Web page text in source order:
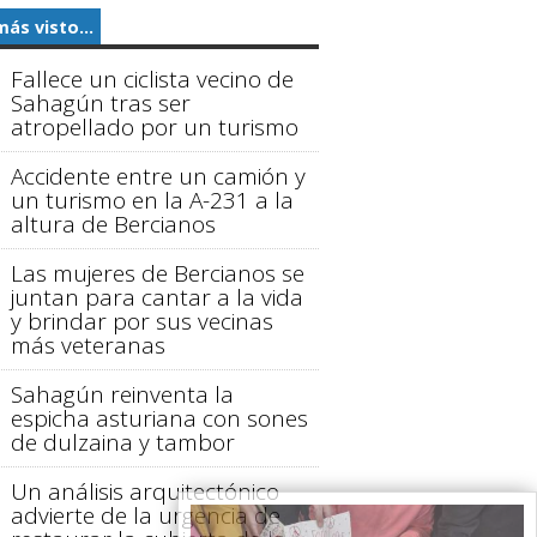
visto...
Fallece un ciclista vecino de
Sahagún tras ser
atropellado por un turismo
Accidente entre un camión y
un turismo en la A-231 a la
altura de Bercianos
Las mujeres de Bercianos se
juntan para cantar a la vida
y brindar por sus vecinas
más veteranas
Sahagún reinventa la
espicha asturiana con sones
de dulzaina y tambor
Un análisis arquitectónico
advierte de la urgencia de